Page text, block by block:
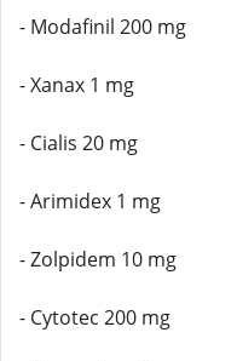
- Modafinil 200 mg
- Xanax 1 mg
- Cialis 20 mg
- Arimidex 1 mg
- Zolpidem 10 mg
- Cytotec 200 mg